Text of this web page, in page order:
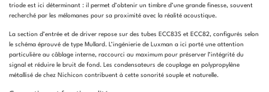
triode est ici déterminant : il permet d’obtenir un timbre d’une grande finesse, souvent
recherché par les mélomanes pour sa proximité avec la réalité acoustique.
La section d’entrée et de driver repose sur des tubes ECC83S et ECC82, configurés selon
le schéma éprouvé de type Mullard. L’ingénierie de Luxman a ici porté une attention
particulière au câblage interne, raccourci au maximum pour préserver l’intégrité du
signal et réduire le bruit de fond. Les condensateurs de couplage en polypropylène
métallisé de chez Nichicon contribuent à cette sonorité souple et naturelle.